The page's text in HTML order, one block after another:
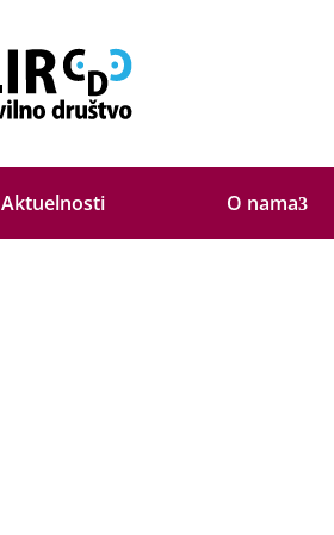
Aktuelnosti O nama